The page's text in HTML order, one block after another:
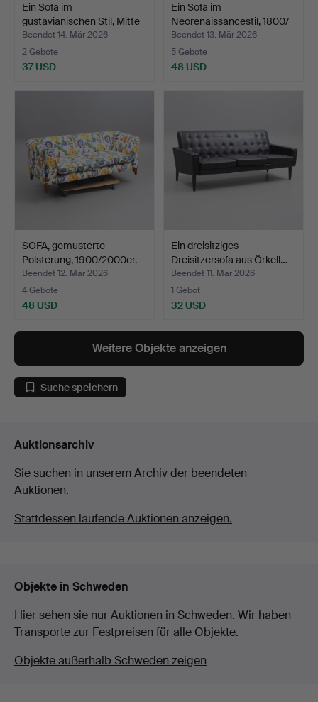
Ein Sofa im
gustavianischen Stil, Mitte
de…
Beendet 14. Mär 2026
2 Gebote
37 USD
Ein Sofa im
Neorenaissancestil, 1800/
20. …
Beendet 13. Mär 2026
5 Gebote
48 USD
SOFA, gemusterte
Polsterung, 1900/2000er.
Beendet 12. Mär 2026
4 Gebote
48 USD
Ein dreisitziges
Dreisitzersofa aus Örkell…
Beendet 11. Mär 2026
1 Gebot
32 USD
Weitere Objekte anzeigen
Suche speichern
Auktionsarchiv
Sie suchen in unserem Archiv der beendeten
Auktionen.
Stattdessen laufende Auktionen anzeigen.
Objekte in Schweden
Hier sehen sie nur Auktionen in Schweden. Wir haben
Transporte zur Festpreisen für alle Objekte.
Objekte außerhalb Schweden zeigen